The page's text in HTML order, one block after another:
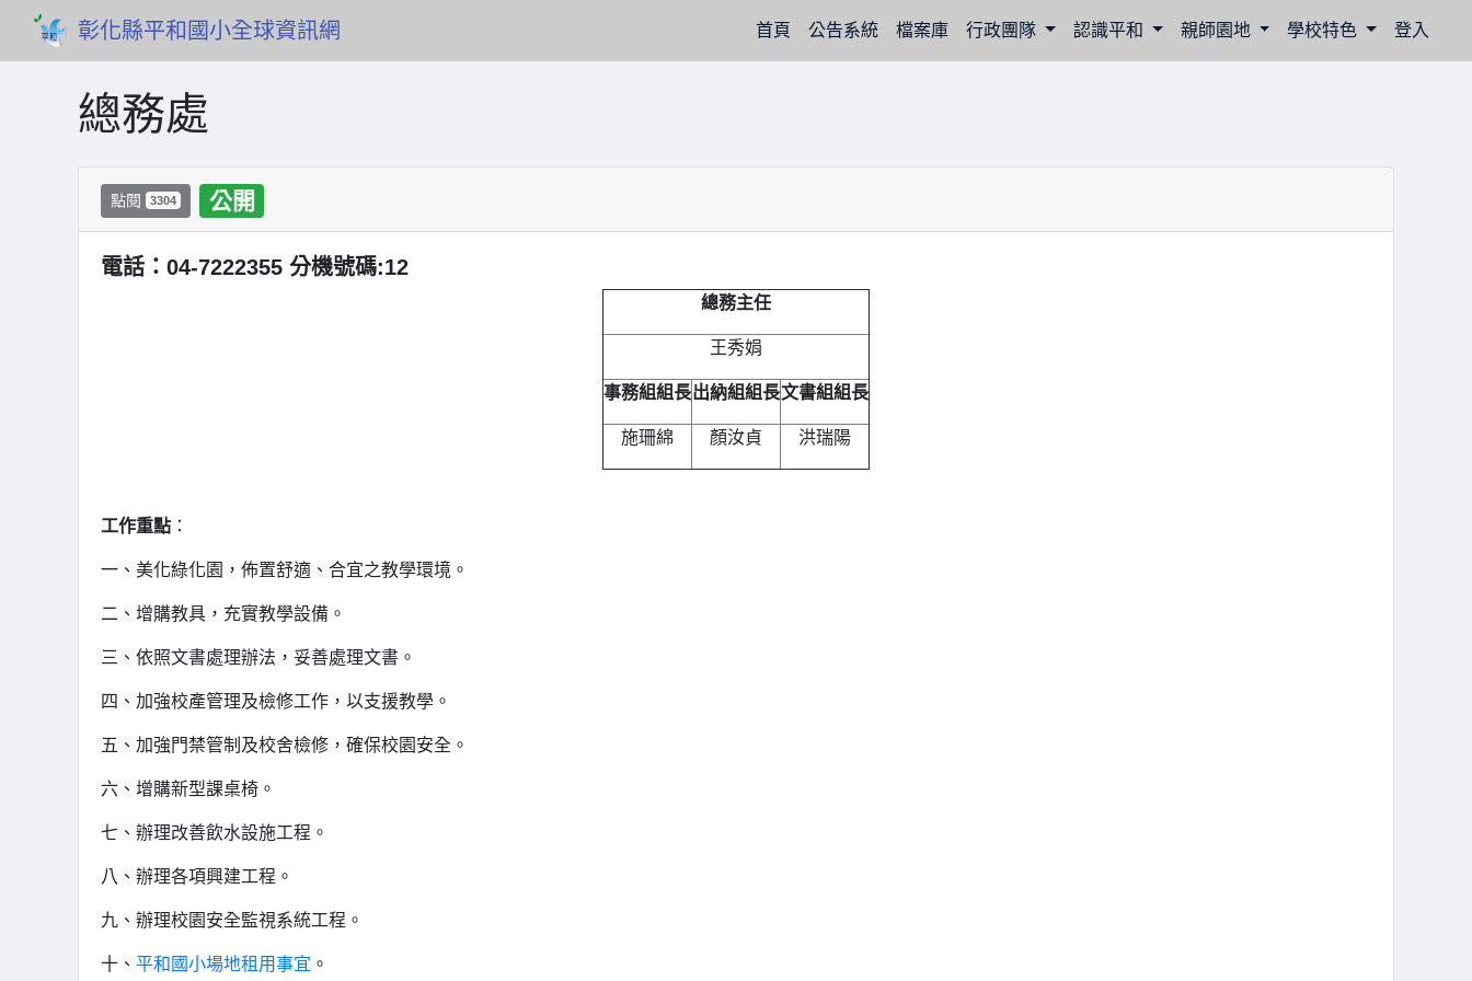
彰化縣平和國小全球資訊網 首頁 (current)
公告系統 檔案庫 行政團隊 認識平和 親師園地 學校特色 登入
總務處
點閱 3304 公開
電話：04-7222355 分機號碼:12
總務主任
王秀娟
事務組組長出納組組長文書組組長
施珊綿 顏汝貞 洪瑞陽
工作重點 ：
一、美化綠化園，佈置舒適、合宜之教學環境。
二、增購教具，充實教學設備。
三、依照文書處理辦法，妥善處理文書。
四、加強校產管理及檢修工作，以支援教學。
五、加強門禁管制及校舍檢修，確保校園安全。
六、增購新型課桌椅。
七、辦理改善飲水設施工程。
八、辦理各項興建工程。
九、辦理校園安全監視系統工程。
十、 平和國小場地租用事宜 。